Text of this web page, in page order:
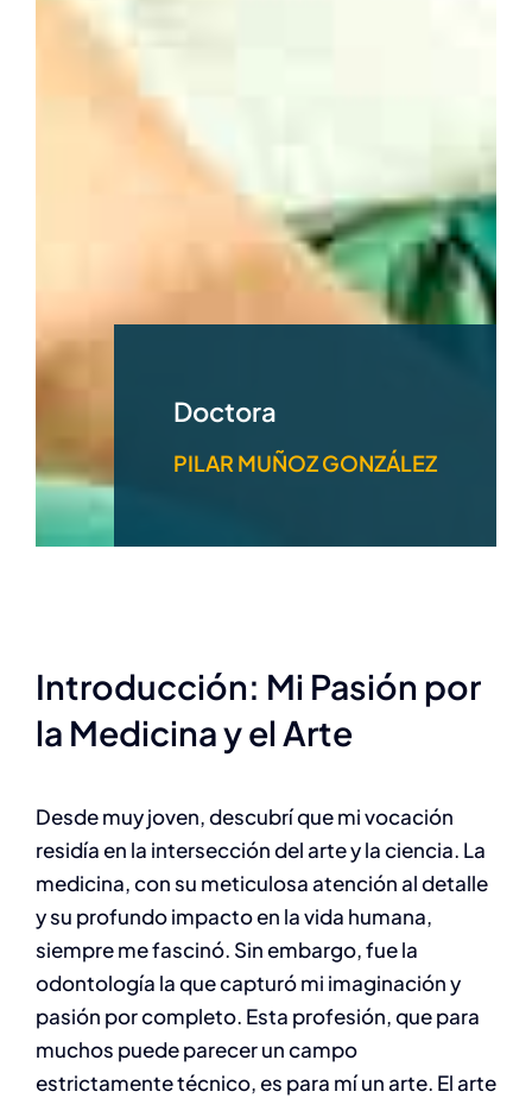
Doctora
PILAR MUÑOZ GONZÁLEZ
Introducción: Mi Pasión por
la Medicina y el Arte
Desde muy joven, descubrí que mi vocación
residía en la intersección del arte y la ciencia. La
medicina, con su meticulosa atención al detalle
y su profundo impacto en la vida humana,
siempre me fascinó. Sin embargo, fue la
odontología la que capturó mi imaginación y
pasión por completo. Esta profesión, que para
muchos puede parecer un campo
estrictamente técnico, es para mí un arte. El arte